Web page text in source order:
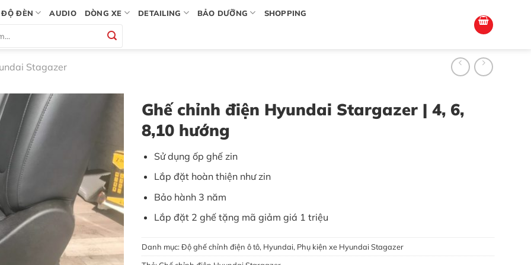
ĐỘ ĐÈN AUDIO DÒNG XE DETAILING BẢO DƯỠNG SHOPPING
Stagazer
Ghế chỉnh điện Hyundai Stargazer | 4, 6,
8,10 hướng
Sử dụng ốp ghế zin
Lắp đặt hoàn thiện như zin
Bảo hành 3 năm
Lắp đặt 2 ghế tặng mã giảm giá 1 triệu
Danh mục: Độ ghế chỉnh điện ô tô, Hyundai, Phụ kiện xe Hyundai Stagazer